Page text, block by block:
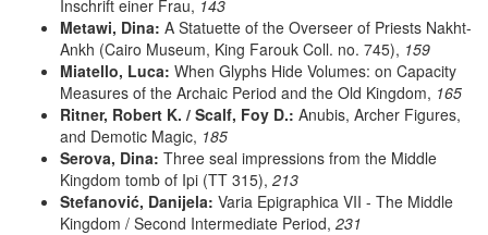
Inschrift einer Frau, 143
Metawi, Dina: A Statuette of the Overseer of Priests Nakht-
Ankh (Cairo Museum, King Farouk Coll. no. 745), 159
Miatello, Luca: When Glyphs Hide Volumes: on Capacity
Measures of the Archaic Period and the Old Kingdom, 165
Ritner, Robert K. / Scalf, Foy D.: Anubis, Archer Figures,
and Demotic Magic, 185
Serova, Dina: Three seal impressions from the Middle
Kingdom tomb of Ipi (TT 315), 213
Stefanović, Danijela: Varia Epigraphica VII - The Middle
Kingdom / Second Intermediate Period, 231